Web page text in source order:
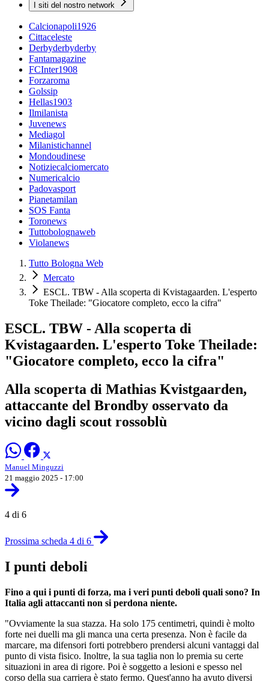
I siti del nostro network
Calcionapoli1926
Cittaceleste
Derbyderbyderby
Fantamagazine
FCInter1908
Forzaroma
Golssip
Hellas1903
Ilmilanista
Juvenews
Mediagol
Milanistichannel
Mondoudinese
Notiziecalciomercato
Numericalcio
Padovasport
Pianetamilan
SOS Fanta
Toronews
Tuttobolognaweb
Violanews
Tutto Bologna Web
Mercato
ESCL. TBW - Alla scoperta di Kvistagaarden. L'esperto
Toke Theilade: "Giocatore completo, ecco la cifra"
ESCL. TBW - Alla scoperta di
Kvistagaarden. L'esperto Toke Theilade:
"Giocatore completo, ecco la cifra"
Alla scoperta di Mathias Kvistgaarden,
attaccante del Brondby osservato da
vicino dagli scout rossoblù
Manuel Minguzzi
21 maggio 2025 - 17:00
4 di 6
Prossima scheda 4 di 6
I punti deboli
Fino a qui i punti di forza, ma i veri punti deboli quali sono? In
Italia agli attaccanti non si perdona niente.
"Ovviamente la sua stazza. Ha solo 175 centimetri, quindi è molto
forte nei duelli ma gli manca una certa presenza. Non è facile da
marcare, ma difensori forti potrebbero prendersi alcuni vantaggi dal
punto di vista fisico. Inoltre, la sua taglia non lo premia su certe
situazioni in area di rigore. Poi è soggetto a lesioni e spesso nel
corso della sua carriera è stato fermo. Quest'anno ha avuto diversi